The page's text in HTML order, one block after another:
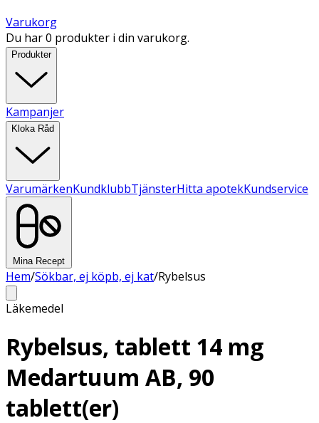
Varukorg
Du har 0 produkter i din varukorg.
Produkter
Kampanjer
Kloka Råd
VarumärkenKundklubbTjänsterHitta apotekKundservice
Mina Recept
Hem/Sökbar, ej köpb, ej kat/Rybelsus
Läkemedel
Rybelsus, tablett 14 mg
Medartuum AB, 90
tablett(er)